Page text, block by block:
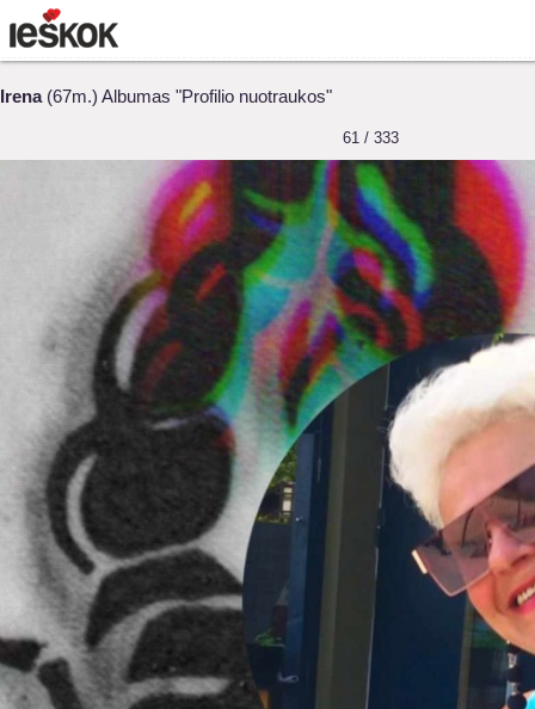
Irena(67m.) Albumas "Profilio nuotraukos"
61 / 333